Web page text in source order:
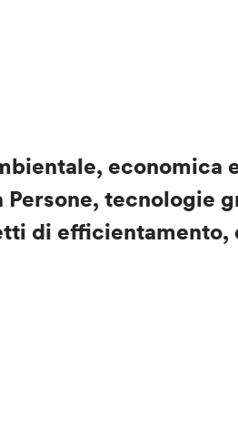
economica
Persone, tecnologie
di efficientamento,